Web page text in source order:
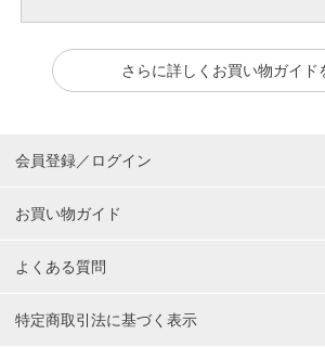
さらに詳しくお買い物ガイド
会員登録／ログイン
お買い物ガイド
よくある質問
特定商取引法に基づく表示